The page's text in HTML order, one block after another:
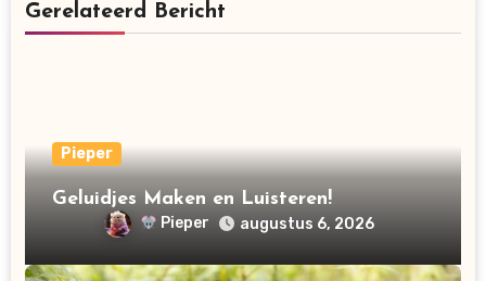
Gerelateerd Bericht
Pieper
Geluidjes Maken en Luisteren!
Pieper augustus 6, 2026